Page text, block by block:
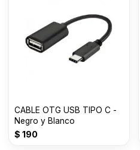
CABLE OTG USB TIPO C -
Negro y Blanco
$ 190